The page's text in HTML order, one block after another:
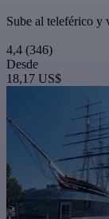
Sube al teleférico y
4,4 (346)
Desde
18,17 US$